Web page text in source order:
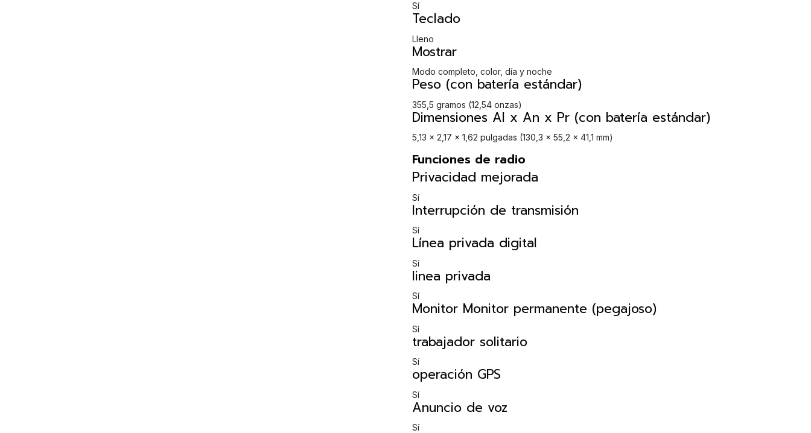
Sí
Teclado
Lleno
Mostrar
Modo completo, color, día y noche
Peso (con batería estándar)
355,5 gramos (12,54 onzas)
Dimensiones Al x An x Pr (con batería estándar)
5,13 x 2,17 x 1,62 pulgadas (130,3 x 55,2 x 41,1 mm)
Funciones de radio
Privacidad mejorada
Sí
Interrupción de transmisión
Sí
Línea privada digital
Sí
linea privada
Sí
Monitor Monitor permanente (pegajoso)
Sí
trabajador solitario
Sí
operación GPS
Sí
Anuncio de voz
Sí